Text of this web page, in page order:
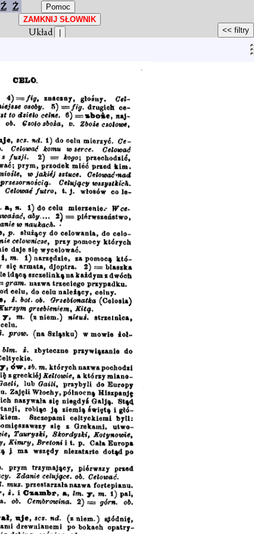
Ź Ż
Układ